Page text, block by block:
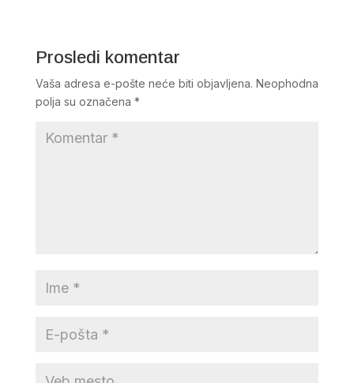
Prosledi komentar
Vaša adresa e-pošte neće biti objavljena. Neophodna
polja su označena *